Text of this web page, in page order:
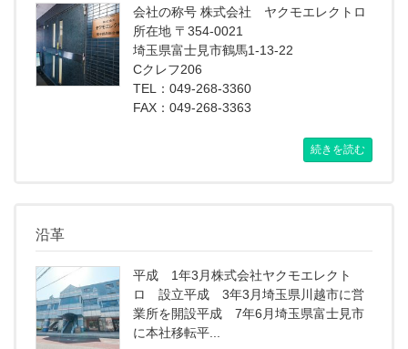
会社の称号 株式会社 ヤクモエレクトロ
所在地 〒354-0021
埼玉県富士見市鶴馬1-13-22
Cクレフ206
TEL：049-268-3360
FAX：049-268-3363
続きを読む
沿革
平成 1年3月株式会社ヤクモエレクト
ロ 設立平成 3年3月埼玉県川越市に営
業所を開設平成 7年6月埼玉県富士見市
に本社移転平...